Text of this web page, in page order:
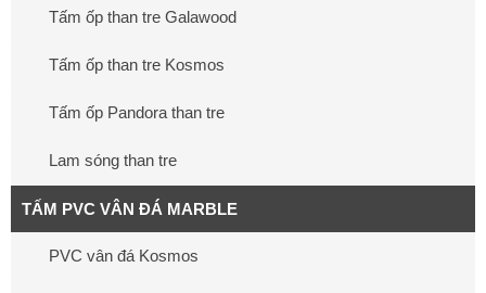
Tấm ốp than tre Galawood
Tấm ốp than tre Kosmos
Tấm ốp Pandora than tre
Lam sóng than tre
TẤM PVC VÂN ĐÁ MARBLE
PVC vân đá Kosmos